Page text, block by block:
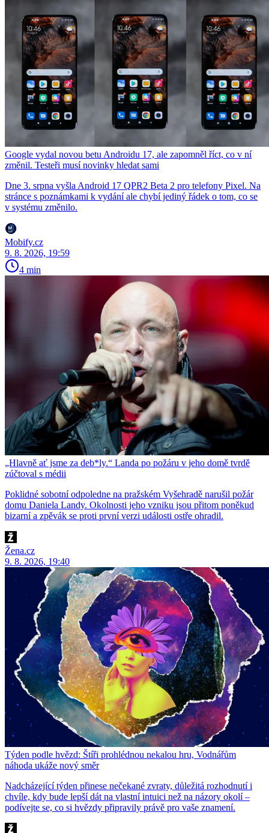
Google vydal novou betu Androidu 17, ale zapomněl říct, co v ní
změnil. Testeři musí novinky hledat sami
Dne 3. srpna vyšla Android 17 QPR2 Beta 2 pro telefony Pixel. Na
stránce s poznámkami k vydání ale chybí jediný řádek o tom, co se
v systému změnilo.
Mobify.cz
9. 8. 2026, 19:59
4 min
„Hlavně ať jsme za deb*ly.“ Landa po požáru v jeho domě tvrdě
zúčtoval s médii
Poklidné sobotní odpoledne na pražském Vyšehradě narušil požár
domu Daniela Landy. Okolnosti jeho vzniku jsou přitom poněkud
bizarní a zpěvák se proti první verzi události ostře ohradil.
Žena.cz
9. 8. 2026, 19:40
Týden podle hvězd: Štíři prohlédnou nekalou hru, Vodnářům
náhoda ukáže nový směr
Nadcházející týden přinese nečekané zvraty, důležitá rozhodnutí i
chvíle, kdy bude lepší dát na vlastní intuici než na názory okolí –
podívejte se, co si hvězdy připravily právě pro vaše znamení.